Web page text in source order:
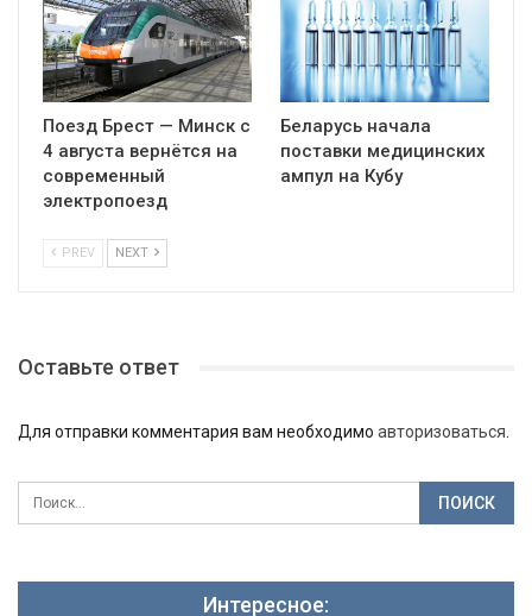
Поезд Брест — Минск с
4 августа вернётся на
современный
электропоезд
Беларусь начала
поставки медицинских
ампул на Кубу
PREV NEXT
Оставьте ответ
Для отправки комментария вам необходимо авторизоваться
Интересное: